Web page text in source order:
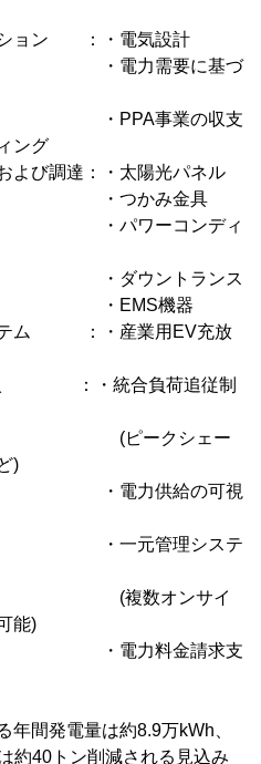
ション ：・電気設計
要に基づ
業の収支
ング
よび調達：・太陽光パネル
金具
コンディ
トランス
機器
テム ：・産業用EV充放
入 ：・統合負荷追従制
シェー
)
給の可視
理システ
ンサイ
能)
金請求支
年間発電量は約8.9万kWh、
約40トン削減される見込み